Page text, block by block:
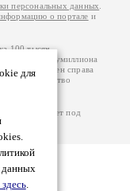
для
данных
.
персональных данных
о портале и
100 тысяч
более полумиллиона
расположен справа
количество
работает под